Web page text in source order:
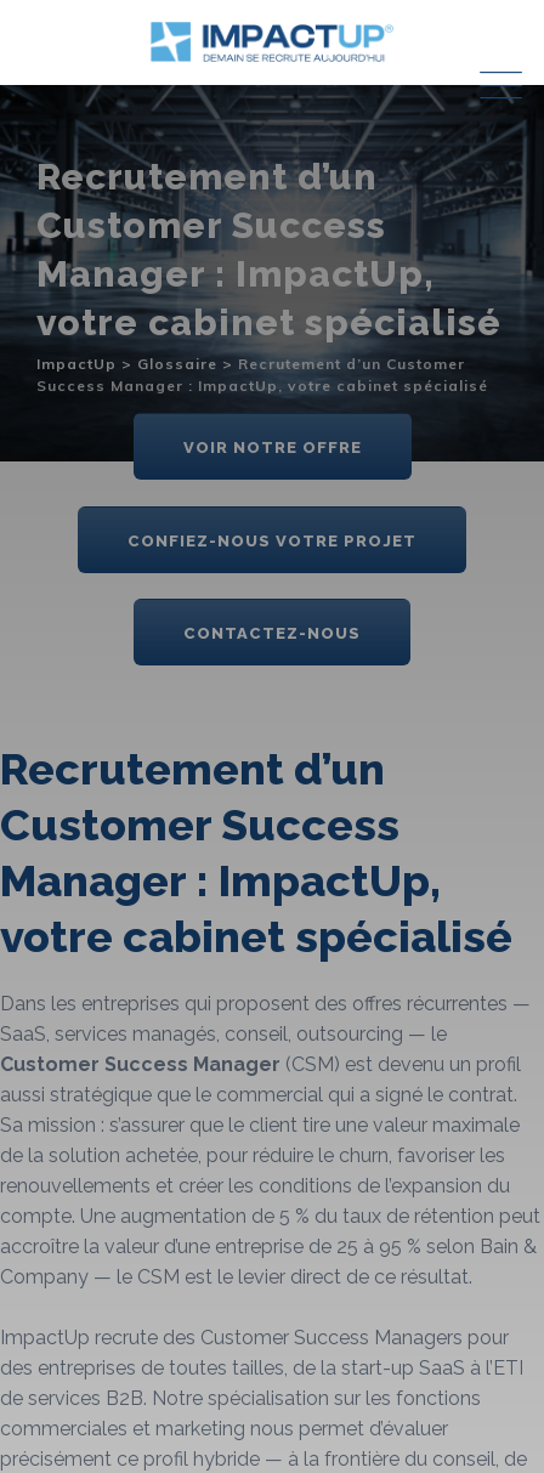
Recrutement d’un
Customer Success
Manager : ImpactUp,
votre cabinet spécialisé
ImpactUp > Glossaire > Recrutement d’un Customer
Success Manager : ImpactUp, votre cabinet spécialisé
VOIR NOTRE OFFRE
CONFIEZ-NOUS VOTRE PROJET
CONTACTEZ-NOUS
Recrutement d’un
Customer Success
Manager : ImpactUp,
votre cabinet spécialisé
Dans les entreprises qui proposent des offres récurrentes —
SaaS, services managés, conseil, outsourcing — le
Customer Success Manager (CSM) est devenu un profil
aussi stratégique que le commercial qui a signé le contrat.
Sa mission : s’assurer que le client tire une valeur maximale
de la solution achetée, pour réduire le churn, favoriser les
renouvellements et créer les conditions de l’expansion du
compte. Une augmentation de 5 % du taux de rétention peut
accroître la valeur d’une entreprise de 25 à 95 % selon Bain &
Company — le CSM est le levier direct de ce résultat.
ImpactUp recrute des Customer Success Managers pour
des entreprises de toutes tailles, de la start-up SaaS à l’ETI
de services B2B. Notre spécialisation sur les fonctions
commerciales et marketing nous permet d’évaluer
précisément ce profil hybride — à la frontière du conseil, de